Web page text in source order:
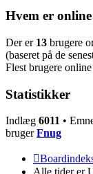
Hvem er online
Der er 13 brugere
(baseret på de
Flest brugere
Statistikker
Indlæg 6011 •
brugerFnug